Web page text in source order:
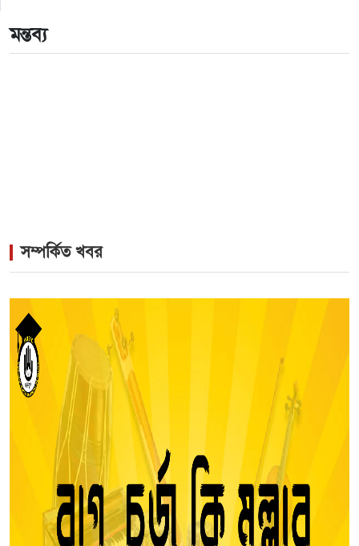
মন্তব্য
সম্পর্কিত খবর